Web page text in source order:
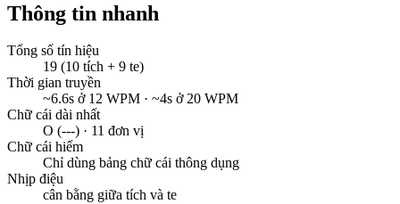
Thông tin nhanh
Tổng số tín hiệu
19 (10 tích + 9 te)
Thời gian truyền
~6.6s ở 12 WPM · ~4s ở 20 WPM
Chữ cái dài nhất
O (---) · 11 đơn vị
Chữ cái hiếm
Chỉ dùng bảng chữ cái thông dụng
Nhịp điệu
cân bằng giữa tích và te